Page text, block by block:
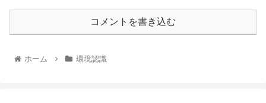
コメントを書き込む
ホーム 環境認識